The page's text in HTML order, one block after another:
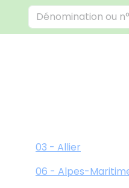
03 - Allier
06 - Alpes-